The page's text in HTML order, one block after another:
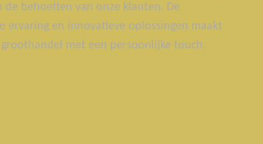
behoeften van onze klanten. De
ervaring en innovatieve oplossingen maakt
met een persoonlijke touch.